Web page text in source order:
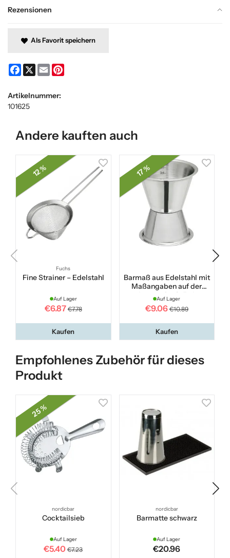
Rezensionen
Als Favorit speichern
Facebook
X Email
Artikelnummer:
101625
Andere kauften auch
12 %
Fuchs
Fine Strainer – Edelstahl
Auf Lager
€6.87 €7.78
Kaufen
17 %
Barmaß aus Edelstahl mit
Maßangaben auf der
Innenseite 3–5 cl
Auf Lager
€9.06 €10.89
Kaufen
Empfohlenes Zubehör für dieses
Produkt
25 %
nordicbar
Cocktailsieb
Auf Lager
€5.40 €7.23
nordicbar
Barmatte schwarz
Auf Lager
€20.96